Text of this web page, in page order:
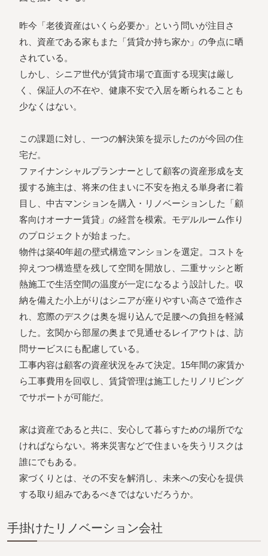
昨今「老後資産はいくら必要か」という問いが注目さ
れ、資産である家もまた「賃貸か持ち家か」の争点に晒
されている。
しかし、シニア世代が賃貸市場で直面する現実は厳し
く、保証人の不在や、健康不安で入居を断られることも
少なくはない。
この課題に対し、一つの解決策を提示したのが今回の住
宅だ。
ファイナンシャルプランナーとして顧客の資産形成を支
援する施主は、将来の住まいに不安を抱える単身者に着
目し、中古マンションを購入・リノベーションした「顧
客向けオーナー賃貸」の経営を模索。モデルルーム作り
のプロジェクトが始まった。
物件は築40年超の壁式構造マンションを選定。コストを
抑えつつ構造壁を残して空間を開放し、二重サッシと断
熱施工で生活空間の温度が一定になるよう設計した。収
納を備えた小上がりはシニアが座りやすい高さで造作さ
れ、窓際のデスクは奥を堀り込んで足腰への負担を軽減
した。玄関から部屋の奥まで見通せるレイアウトは、訪
問サービスにも配慮している。
工事内容は顧客の資産状況をみて決定。15年間の家賃か
ら工事費用を回収し、賃貸管理は施工したリノリビング
でサポートが可能だ。
家は資産であると共に、安心して暮らすための場所でな
ければならない。将来災害などで住まいを失うリスクは
誰にでもある。
家づくりとは、その不安を解消し、未来への安心を提供
する取り組みであるべきではないだろうか。
⼿掛けたリノベーション会社